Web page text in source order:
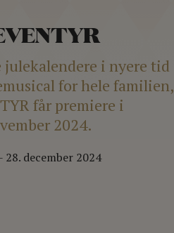
i nyere tid
for hele familien,
får premiere i
2024.
- 28. december 2024